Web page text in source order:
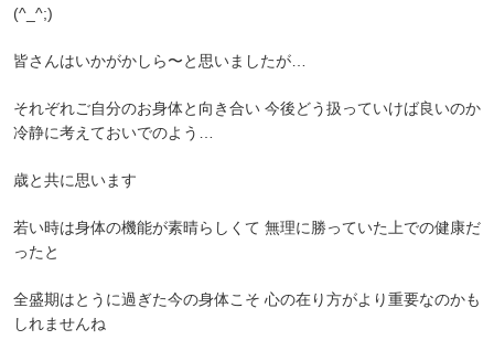
(^_^;)
皆さんはいかがかしら〜と思いましたが…
それぞれご自分のお身体と向き合い 今後どう扱っていけば良いのか
冷静に考えておいでのよう…
歳と共に思います
若い時は身体の機能が素晴らしくて 無理に勝っていた上での健康だ
ったと
全盛期はとうに過ぎた今の身体こそ 心の在り方がより重要なのかも
しれませんね